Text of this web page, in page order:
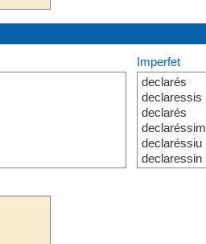
Imperfet
declarés
declaressis
declarés
declaréssim
declaréssiu
declaressin